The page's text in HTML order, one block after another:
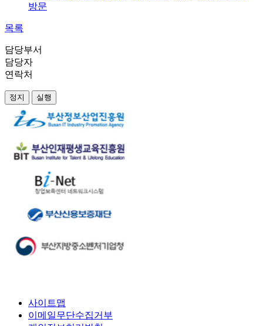
방문
목록
담당부서
담당자
연락처
정지 실행
사이트맵
이메일무단수집거부